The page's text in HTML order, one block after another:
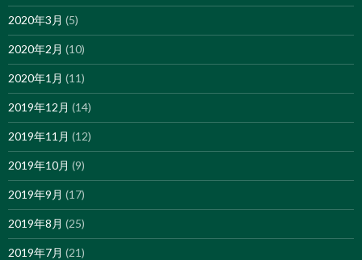
2020年3月 (5)
2020年2月 (10)
2020年1月 (11)
2019年12月 (14)
2019年11月 (12)
2019年10月 (9)
2019年9月 (17)
2019年8月 (25)
2019年7月 (21)